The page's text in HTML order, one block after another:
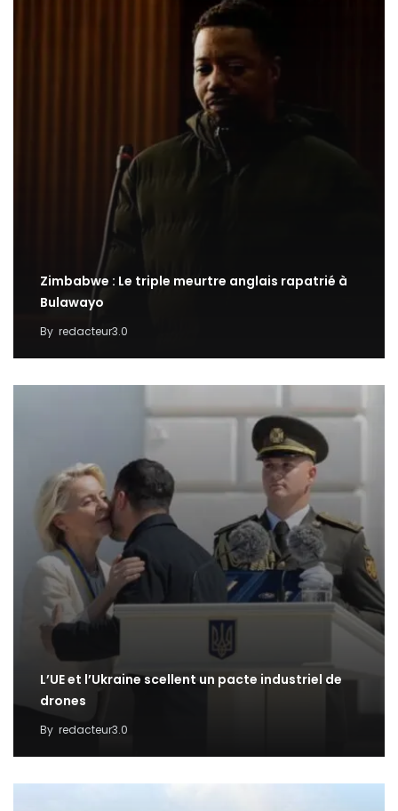
Zimbabwe : Le triple meurtre anglais rapatrié à
Bulawayo
By redacteur3.0
L’UE et l’Ukraine scellent un pacte industriel de
drones
By redacteur3.0